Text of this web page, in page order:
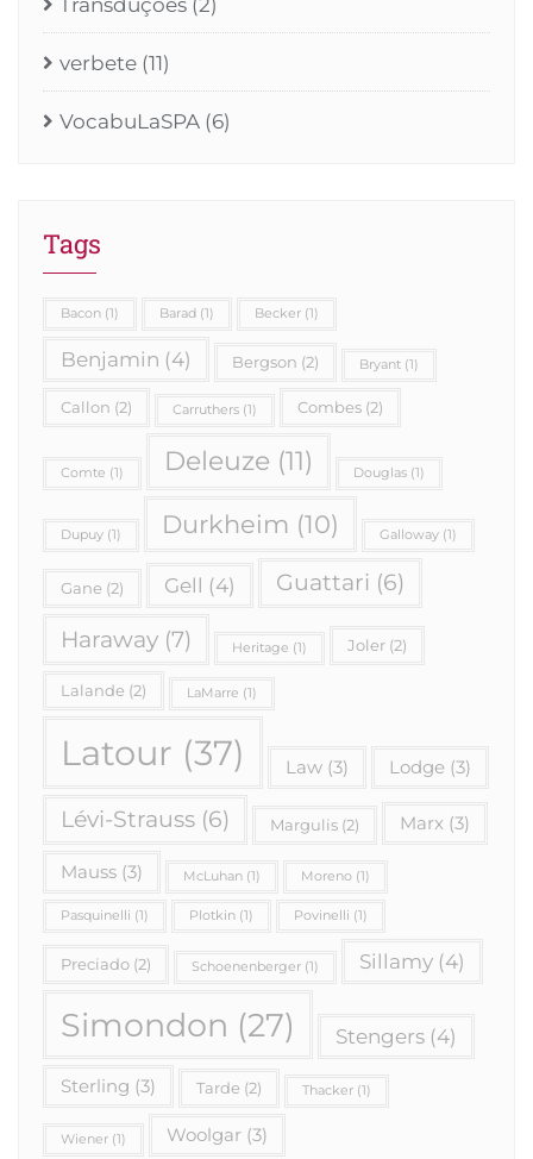
Transduções (2)
verbete (11)
VocabuLaSPA (6)
Tags
Bacon (1) Barad (1) Becker (1)
Benjamin (4) Bergson (2) Bryant (1)
Callon (2) Carruthers (1) Combes (2)
Comte (1) Deleuze (11) Douglas (1)
Dupuy (1) Durkheim (10) Galloway (1)
Gane (2) Gell (4) Guattari (6)
Haraway (7) Heritage (1) Joler (2)
Lalande (2) LaMarre (1)
Latour (37) Law (3) Lodge (3)
Lévi-Strauss (6) Margulis (2) Marx (3)
Mauss (3) McLuhan (1) Moreno (1)
Pasquinelli (1) Plotkin (1) Povinelli (1)
Preciado (2) Schoenenberger (1) Sillamy (4)
Simondon (27) Stengers (4)
Sterling (3) Tarde (2) Thacker (1)
Wiener (1) Woolgar (3)